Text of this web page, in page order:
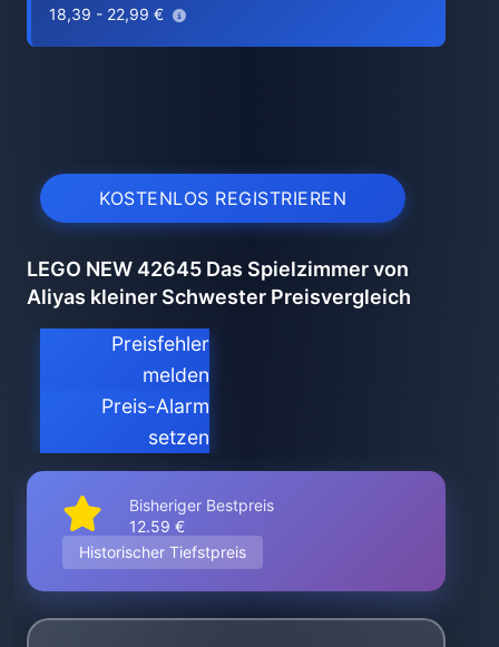
18,39 - 22,99 €
KOSTENLOS REGISTRIEREN
LEGO NEW 42645 Das Spielzimmer von
Aliyas kleiner Schwester Preisvergleich
Preisfehler
melden
Preis-Alarm
setzen
Bisheriger Bestpreis
12.59 €
Historischer Tiefstpreis